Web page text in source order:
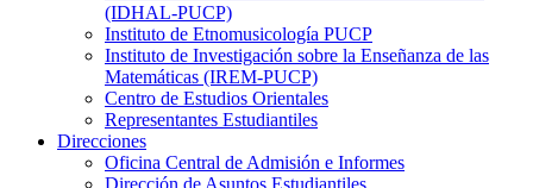
(IDHAL-PUCP)
Instituto de Etnomusicología PUCP
Instituto de Investigación sobre la Enseñanza de las
Matemáticas (IREM-PUCP)
Centro de Estudios Orientales
Representantes Estudiantiles
Direcciones
Oficina Central de Admisión e Informes
Dirección de Asuntos Estudiantiles